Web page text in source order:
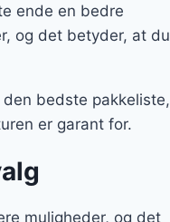
ende en bedre
og det betyder, at du
bedste pakkeliste,
er garant for.
muligheder, og det